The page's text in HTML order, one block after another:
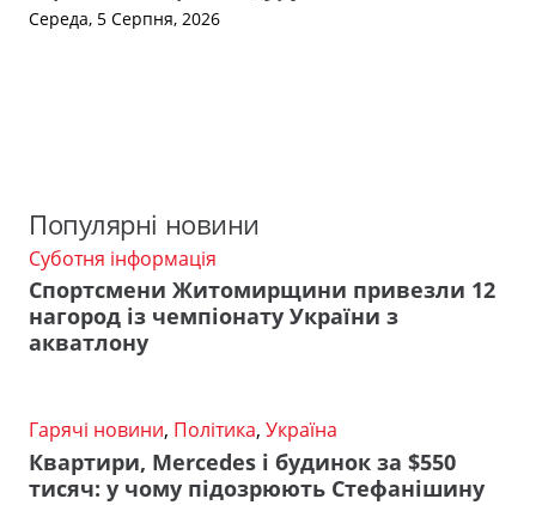
Середа, 5 Серпня, 2026
Популярні новини
Суботня інформація
Спортсмени Житомирщини привезли 12
нагород із чемпіонату України з
акватлону
Гарячі новини, Політика, Україна
Квартири, Mercedes і будинок за $550
тисяч: у чому підозрюють Стефанішину